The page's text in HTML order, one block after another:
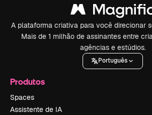
A plataforma criativa para você direcionar
Mais de 1 milhão de assinantes entre
agências e estúdios.
Português
Produtos
Spaces
Assistente de IA